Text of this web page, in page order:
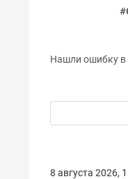
#
Нашли ошибку в
8 августа 2026,